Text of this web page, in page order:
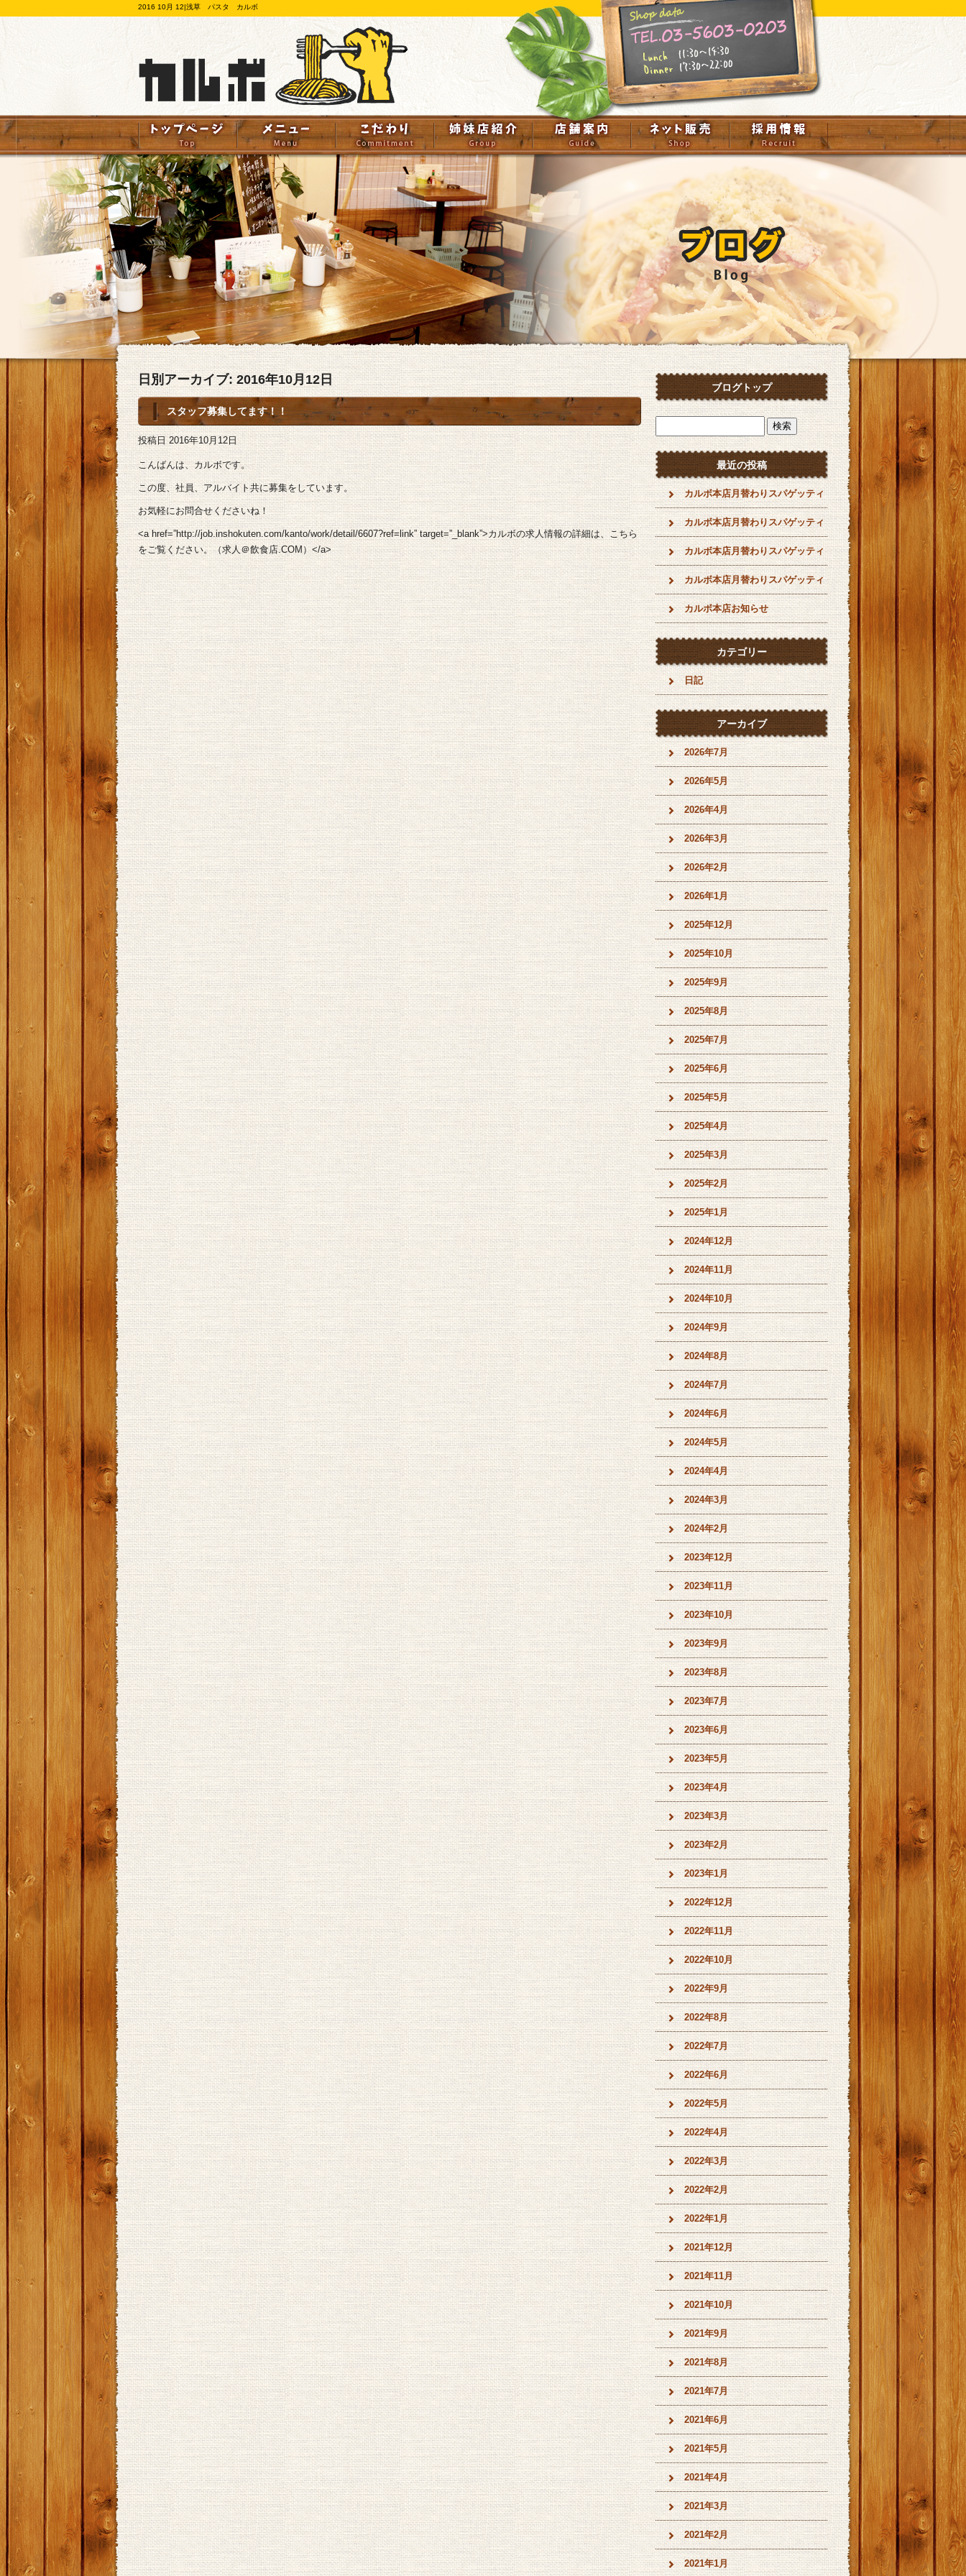
2016 10月 12|浅草 パスタ カルボ
日別アーカイブ:2016年10月12日
スタッフ募集してます！！
投稿日 2016年10月12日
こんばんは、カルボです。
この度、社員、アルバイト共に募集をしています。
お気軽にお問合せくださいね！
<a href=”http://job.inshokuten.com/kanto/work/detail/6607?ref=link” target=”_blank”>カルボの求人情報の詳細は、こちら
をご覧ください。（求人＠飲食店.COM）</a>
ブログトップ
最近の投稿
カルボ本店月替わりスパゲッティ
カルボ本店月替わりスパゲッティ
カルボ本店月替わりスパゲッティ
カルボ本店月替わりスパゲッティ
カルボ本店お知らせ
カテゴリー
日記
アーカイブ
2026年7月
2026年5月
2026年4月
2026年3月
2026年2月
2026年1月
2025年12月
2025年10月
2025年9月
2025年8月
2025年7月
2025年6月
2025年5月
2025年4月
2025年3月
2025年2月
2025年1月
2024年12月
2024年11月
2024年10月
2024年9月
2024年8月
2024年7月
2024年6月
2024年5月
2024年4月
2024年3月
2024年2月
2023年12月
2023年11月
2023年10月
2023年9月
2023年8月
2023年7月
2023年6月
2023年5月
2023年4月
2023年3月
2023年2月
2023年1月
2022年12月
2022年11月
2022年10月
2022年9月
2022年8月
2022年7月
2022年6月
2022年5月
2022年4月
2022年3月
2022年2月
2022年1月
2021年12月
2021年11月
2021年10月
2021年9月
2021年8月
2021年7月
2021年6月
2021年5月
2021年4月
2021年3月
2021年2月
2021年1月